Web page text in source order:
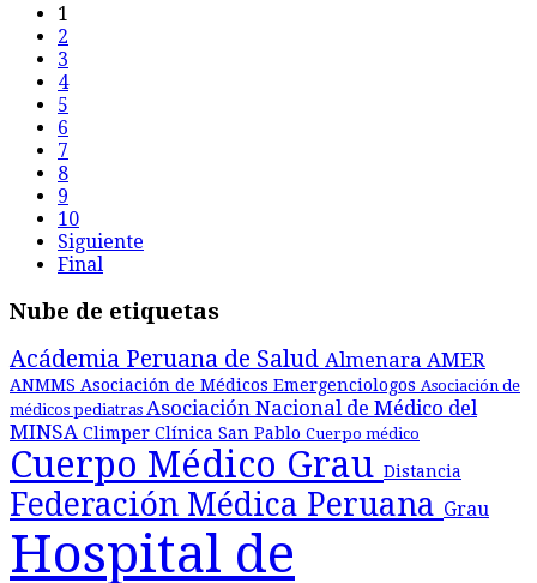
1
2
3
4
5
6
7
8
9
10
Siguiente
Final
Nube de etiquetas
Acádemia Peruana de Salud Almenara AMER
ANMMS Asociación de Médicos Emergenciologos Asociación de
médicos pediatras Asociación Nacional de Médico del
MINSA Climper Clínica San Pablo Cuerpo médico
Cuerpo Médico Grau Distancia
Federación Médica Peruana Grau
Hospital de